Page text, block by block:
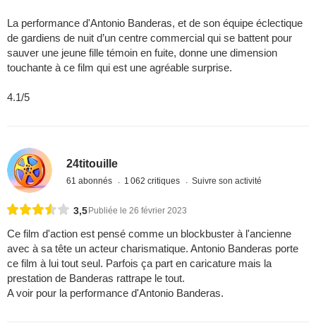
La performance d'Antonio Banderas, et de son équipe éclectique
de gardiens de nuit d’un centre commercial qui se battent pour
sauver une jeune fille témoin en fuite, donne une dimension
touchante à ce film qui est une agréable surprise.
4.1/5
24titouille
61 abonnés 1 062 critiques Suivre son activité
3,5 Publiée le 26 février 2023
Ce film d'action est pensé comme un blockbuster à l'ancienne
avec à sa tête un acteur charismatique. Antonio Banderas porte
ce film à lui tout seul. Parfois ça part en caricature mais la
prestation de Banderas rattrape le tout.
A voir pour la performance d'Antonio Banderas.